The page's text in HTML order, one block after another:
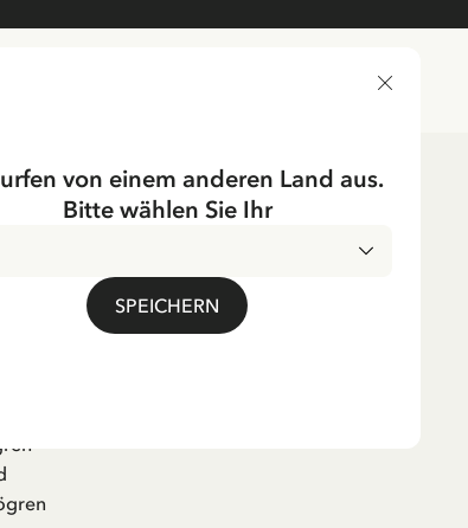
i Lönneberga
von einem anderen Land aus.
Bitte wählen Sie Ihr
SPEICHERN